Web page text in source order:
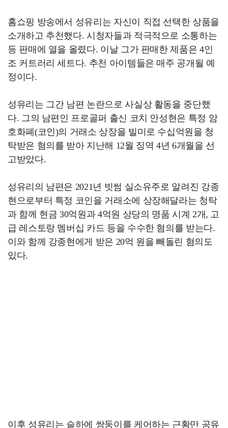
홈쇼핑 방송에서 성유리는 자신이 직접 선택한 상품을
소개하고 추천했다. 시청자들과 적극적으로 소통하는
등 판매에 열을 올렸다. 이날 그가 판매한 제품은 4인
조 커트러리 세트다. 추천 아이템들은 매주 공개될 예
정이다.
성유리는 그간 남편 논란으로 사실상 활동을 중단했
다. 그의 남편인 프로골퍼 출신 코치 안성현은 특정 암
호화폐(코인)의 거래소 상장을 빌미로 수십억원을 청
탁받은 혐의를 받아 지난해 12월 징역 4년 6개월을 선
고받았다.
성유리의 남편은 2021년 빗썸 실소유주로 알려진 강종
현으로부터 특정 코인을 거래소에 상장해달라는 청탁
과 함께 현금 30억원과 4억원 상당의 명품 시계 2개, 고
급 레스토랑 멤버십 카드 등을 수수한 혐의를 받는다.
이와 함께 강종현에게 받은 20억 원을 빼돌린 혐의도
있다.
이후 성유리는 슬하에 쌍둥이를 케어하는 근황만 공유